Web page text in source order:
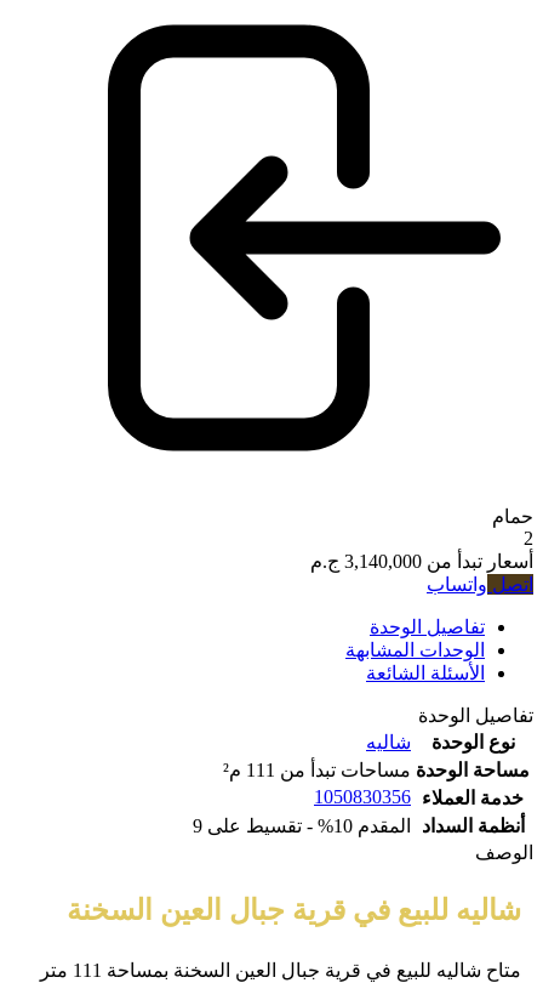
حمام
2
أسعار تبدأ من 3,140,000 ج.م
اتصل واتساب
تفاصيل الوحدة
الوحدات المشابهة
الأسئلة الشائعة
تفاصيل الوحدة
نوع الوحدة
شاليه
مساحة الوحدة مساحات تبدأ من 111 م²
خدمة العملاء 1050830356
أنظمة السداد
المقدم 10% - تقسيط على 9
الوصف
شاليه للبيع في قرية جبال العين السخنة
متاح شاليه للبيع في قرية جبال العين السخنة بمساحة 111 متر